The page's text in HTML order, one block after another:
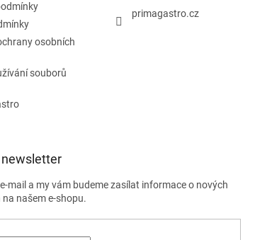
osobních
souborů
primagastro.cz
mail a my vám budeme zasílat informace o nových
našem e-shopu.